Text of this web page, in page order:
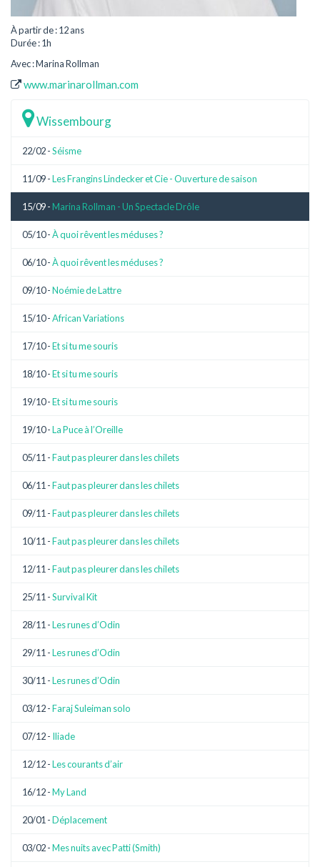
À partir de : 12 ans
Durée : 1h
Avec : Marina Rollman
www.marinarollman.com
Wissembourg
22/02 -Séisme
11/09 -Les Frangins Lindecker et Cie - Ouverture de saison
15/09 - Marina Rollman - Un Spectacle Drôle
05/10 -À quoi rêvent les méduses ?
06/10 -À quoi rêvent les méduses ?
09/10 -Noémie de Lattre
15/10 -African Variations
17/10 -Et si tu me souris
18/10 -Et si tu me souris
19/10 -Et si tu me souris
19/10 -La Puce à l’Oreille
05/11 -Faut pas pleurer dans les chilets
06/11 -Faut pas pleurer dans les chilets
09/11 -Faut pas pleurer dans les chilets
10/11 -Faut pas pleurer dans les chilets
12/11 -Faut pas pleurer dans les chilets
25/11 -Survival Kit
28/11 -Les runes d’Odin
29/11 -Les runes d’Odin
30/11 -Les runes d’Odin
03/12 -Faraj Suleiman solo
07/12 - Iliade
12/12 -Les courants d’air
16/12 -My Land
20/01 -Déplacement
03/02 -Mes nuits avec Patti (Smith)